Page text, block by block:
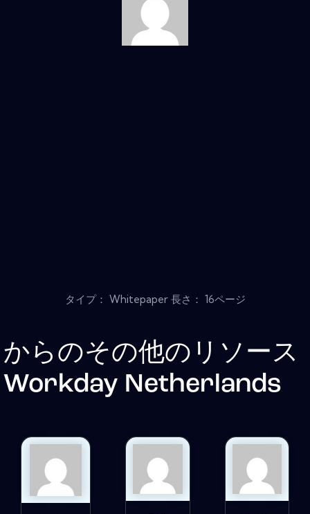
タイプ： Whitepaper 長さ： 16ページ
からのその他のリソース
Workday Netherlands